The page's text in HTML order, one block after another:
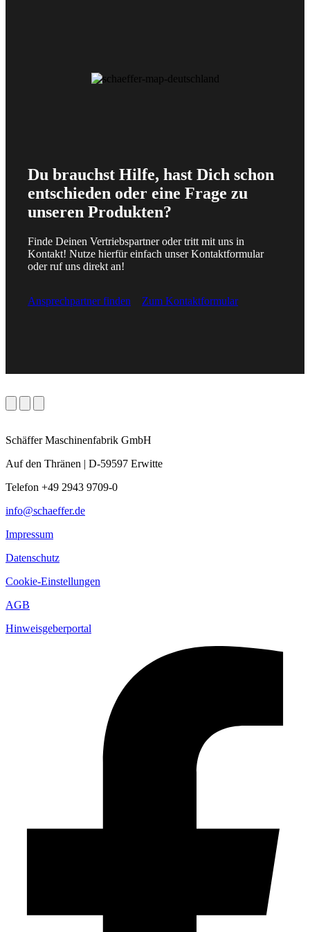
Du brauchst Hilfe, hast Dich schon
entschieden oder eine Frage zu
unseren Produkten?
Finde Deinen Vertriebspartner oder tritt mit uns in
Kontakt! Nutze hierfür einfach unser Kontaktformular
oder ruf uns direkt an!
Ansprechpartner finden Zum Kontaktformular
Schäffer Maschinenfabrik GmbH
Auf den Thränen | D-59597 Erwitte
Telefon +49 2943 9709-0
info@schaeffer.de
Impressum
Datenschutz
Cookie-Einstellungen
AGB
Hinweisgeberportal